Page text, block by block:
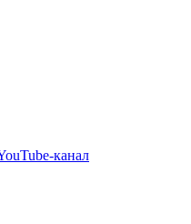
канал